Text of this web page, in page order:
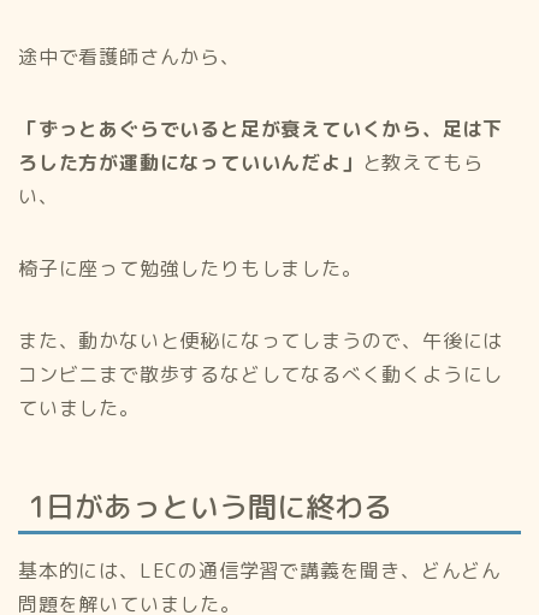
途中で看護師さんから、
「ずっとあぐらでいると足が衰えていくから、足は下
ろした方が運動になっていいんだよ」 と教えてもら
い、
椅子に座って勉強したりもしました。
また、動かないと便秘になってしまうので、午後には
コンビニまで散歩するなどしてなるべく動くようにし
ていました。
1日があっという間に終わる
基本的には、LECの通信学習で講義を聞き、どんどん
問題を解いていました。